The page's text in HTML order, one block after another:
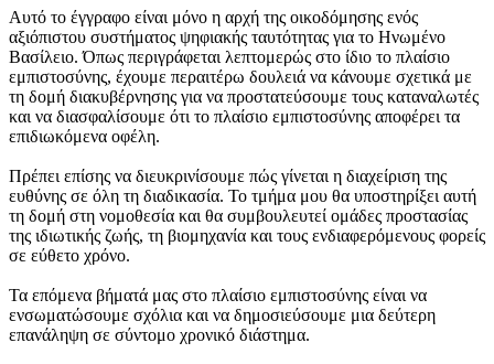
Αυτό το έγγραφο είναι μόνο η αρχή της οικοδόμησης ενός
αξιόπιστου συστήματος ψηφιακής ταυτότητας για το Ηνωμένο
Βασίλειο. Όπως περιγράφεται λεπτομερώς στο ίδιο το πλαίσιο
εμπιστοσύνης, έχουμε περαιτέρω δουλειά να κάνουμε σχετικά με
τη δομή διακυβέρνησης για να προστατεύσουμε τους καταναλωτές
και να διασφαλίσουμε ότι το πλαίσιο εμπιστοσύνης αποφέρει τα
επιδιωκόμενα οφέλη.
Πρέπει επίσης να διευκρινίσουμε πώς γίνεται η διαχείριση της
ευθύνης σε όλη τη διαδικασία. Το τμήμα μου θα υποστηρίξει αυτή
τη δομή στη νομοθεσία και θα συμβουλευτεί ομάδες προστασίας
της ιδιωτικής ζωής, τη βιομηχανία και τους ενδιαφερόμενους φορείς
σε εύθετο χρόνο.
Τα επόμενα βήματά μας στο πλαίσιο εμπιστοσύνης είναι να
ενσωματώσουμε σχόλια και να δημοσιεύσουμε μια δεύτερη
επανάληψη σε σύντομο χρονικό διάστημα.